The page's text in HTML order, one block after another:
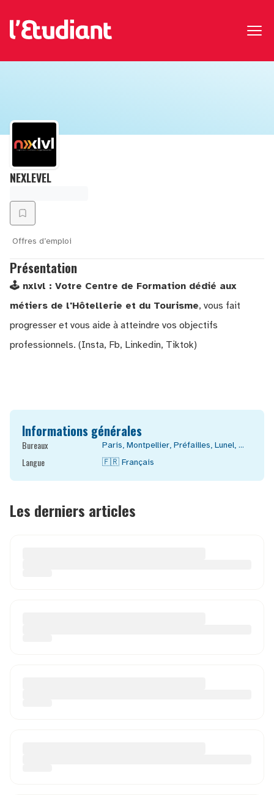
NEXLEVEL
Offres d’emploi
Présentation
🕹️ nxlvl : Votre Centre de Formation dédié aux
métiers de l'Hôtellerie et du Tourisme, vous fait
progresser et vous aide à atteindre vos objectifs
professionnels. (Insta, Fb, Linkedin, Tiktok)
Informations générales
Bureaux Paris, Montpellier, Préfailles, Lunel, ...
Langue 🇫🇷 Français
Les derniers articles